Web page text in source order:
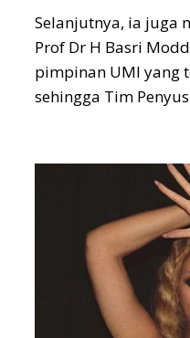
Selanjutnya, ia juga
Prof Dr H Basri
pimpinan UMI yang
sehingga Tim